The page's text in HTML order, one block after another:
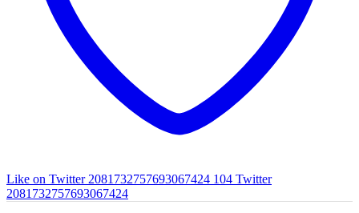
Like on Twitter 2081732757693067424 104 Twitter
2081732757693067424